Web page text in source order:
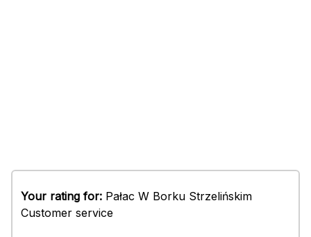
Your rating for: Pałac W Borku Strzelińskim
Customer service